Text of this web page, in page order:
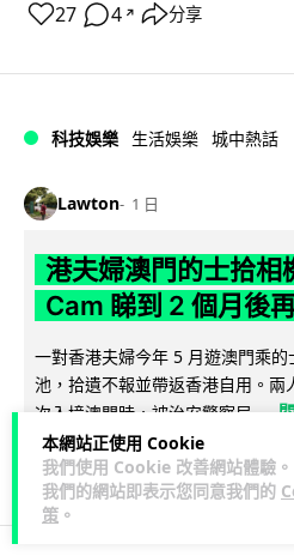
本網站正使用 Cookie
我們使用 Cookie 改善網站體驗
我們的網站即表示您同意我們的
策 。
27 4 ↗ 分享
科技娛樂 生活娛樂 城中熱話
Lawton 1 日
港夫婦澳門的士拾相
Cam 睇到 2 個月後
一對香港夫婦今年 5 月遊澳門乘
池，拾遺不報並帶返香港自用。
次入境澳門時，被治安警察局...
531 75 ↗ 分享